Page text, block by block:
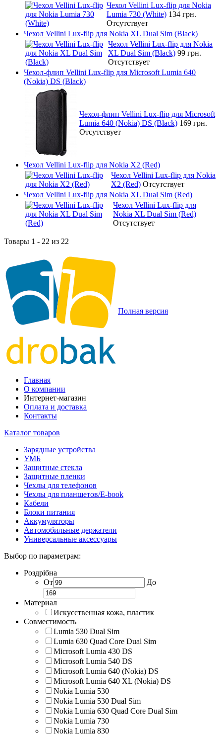
Чехол Vellini Lux-flip для Nokia
Lumia 730 (White) 134 грн.
Отсутствует
Чехол Vellini Lux-flip для Nokia XL Dual Sim (Black)
Чехол Vellini Lux-flip для Nokia
XL Dual Sim (Black) 99 грн.
Отсутствует
Чехол-флип Vellini Lux-flip для Microsoft Lumia 640
(Nokia) DS (Black)
Чехол-флип Vellini Lux-flip для Microsoft
Lumia 640 (Nokia) DS (Black) 169 грн.
Отсутствует
Чехол Vellini Lux-flip для Nokia X2 (Red)
Чехол Vellini Lux-flip для Nokia
X2 (Red) Отсутствует
Чехол Vellini Lux-flip для Nokia XL Dual Sim (Red)
Чехол Vellini Lux-flip для
Nokia XL Dual Sim (Red)
Отсутствует
Товары 1 - 22 из 22
Полная версия
Главная
О компании
Интернет-магазин
Оплата и доставка
Контакты
Каталог товаров
Зарядные устройства
УМБ
Защитные стекла
Защитные пленки
Чехлы для телефонов
Чехлы для планшетов/E-book
Кабели
Блоки питания
Аккумуляторы
Автомобильные держатели
Универсальные аксессуары
Выбор по параметрам:
Роздрібна
От
До
Материал
Искусственная кожа, пластик
Совместимость
Lumia 530 Dual Sim
Lumia 630 Quad Core Dual Sim
Microsoft Lumia 430 DS
Microsoft Lumia 540 DS
Microsoft Lumia 640 (Nokia) DS
Microsoft Lumia 640 XL (Nokia) DS
Nokia Lumia 530
Nokia Lumia 530 Dual Sim
Nokia Lumia 630 Quad Core Dual Sim
Nokia Lumia 730
Nokia Lumia 830